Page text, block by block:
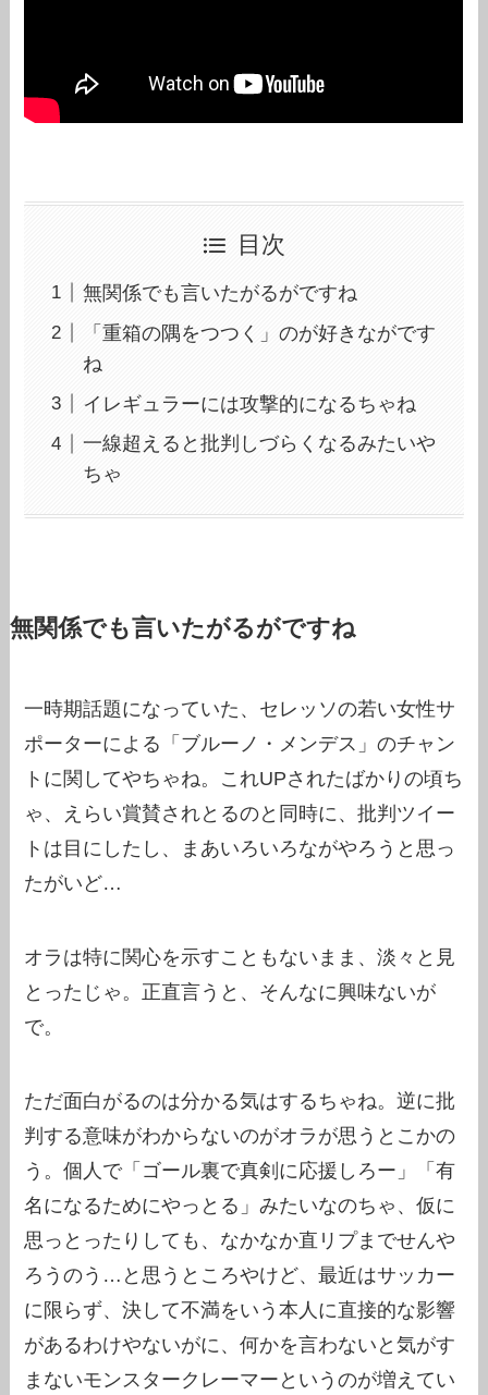
目次
無関係でも言いたがるがですね
「重箱の隅をつつく」のが好きながです
ね
イレギュラーには攻撃的になるちゃね
一線超えると批判しづらくなるみたいや
ちゃ
無関係でも言いたがるがですね
一時期話題になっていた、セレッソの若い女性サ
ポーターによる「ブルーノ・メンデス」のチャン
トに関してやちゃね。これUPされたばかりの頃ち
ゃ、えらい賞賛されとるのと同時に、批判ツイー
トは目にしたし、まあいろいろながやろうと思っ
たがいど…
オラは特に関心を示すこともないまま、淡々と見
とったじゃ。正直言うと、そんなに興味ないが
で。
ただ面白がるのは分かる気はするちゃね。逆に批
判する意味がわからないのがオラが思うとこかの
う。個人で「ゴール裏で真剣に応援しろー」「有
名になるためにやっとる」みたいなのちゃ、仮に
思っとったりしても、なかなか直リプまでせんや
ろうのう…と思うところやけど、最近はサッカー
に限らず、決して不満をいう本人に直接的な影響
があるわけやないがに、何かを言わないと気がす
まないモンスタークレーマーというのが増えてい